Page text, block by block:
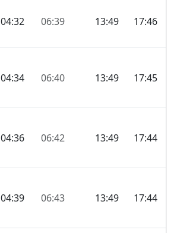
04:32 06:39 13:49 17:46
04:34 06:40 13:49 17:45
04:36 06:42 13:49 17:44
04:39 06:43 13:49 17:44